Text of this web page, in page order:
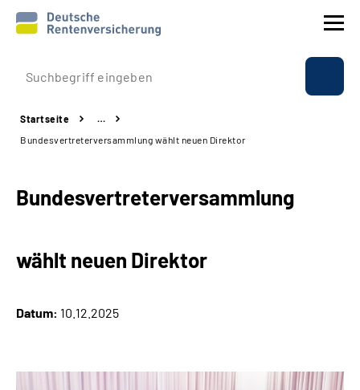
Prävention
Reha
Experten
Über uns & Presse
Startseite
…
Bundesvertreterversammlung wählt neuen Direktor
Bundesvertreterversammlung
wählt neuen Direktor
Datum: 10.12.2025